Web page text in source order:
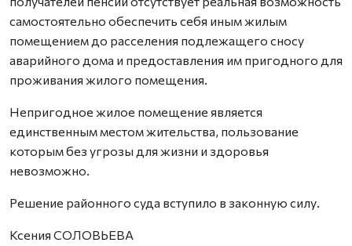
самостоятельно обеспечить себя иным жилым
помещением до расселения подлежащего сносу
аварийного дома и предоставления им пригодного для
проживания жилого помещения.
Непригодное жилое помещение является
единственным местом жительства, пользование
которым без угрозы для жизни и здоровья
невозможно.
Решение районного суда вступило в законную силу.
Ксения СОЛОВЬЕВА